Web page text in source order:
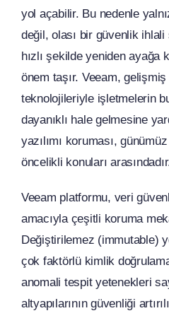
yol açabilir. Bu nedenle
değil, olası bir güvenlik
hızlı şekilde yeniden ayağa
önem taşır. Veeam,
teknolojileriyle işletmelerin
dayanıklı hale gelmesine
yazılımı koruması,
öncelikli konuları
Veeam platformu, veri
amacıyla çeşitli koruma
Değiştirilemez (immutable)
çok faktörlü kimlik
anomali tespit yetenekleri
altyapılarının güvenliği